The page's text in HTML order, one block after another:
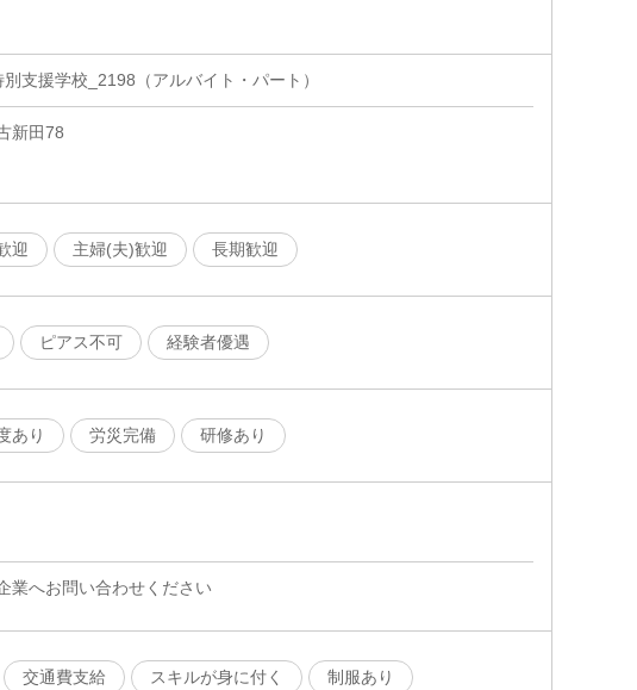
支援学校_2198（アルバイト・パート）
新田78
迎 主婦(夫)歓迎 長期歓迎
ピアス不可 経験者優遇
あり 労災完備 研修あり
業へお問い合わせください
交通費支給 スキルが身に付く 制服あり